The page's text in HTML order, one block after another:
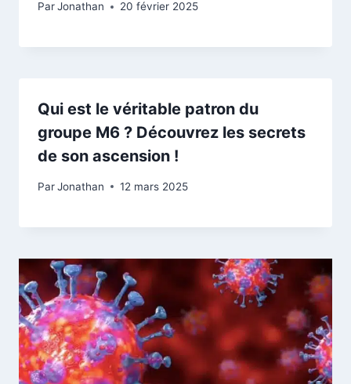
ParJonathan 20 février 2025
Qui est le véritable patron du
groupe M6 ? Découvrez les secrets
de son ascension !
ParJonathan 12 mars 2025